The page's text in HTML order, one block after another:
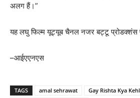
अलग हैं।”
यह लघु फिल्म यूट्यूब चैनल नजर बट्टू प्रोडक्शंस
–आईएएनएस
TAGS amal sehrawat
Gay Rishta Kya